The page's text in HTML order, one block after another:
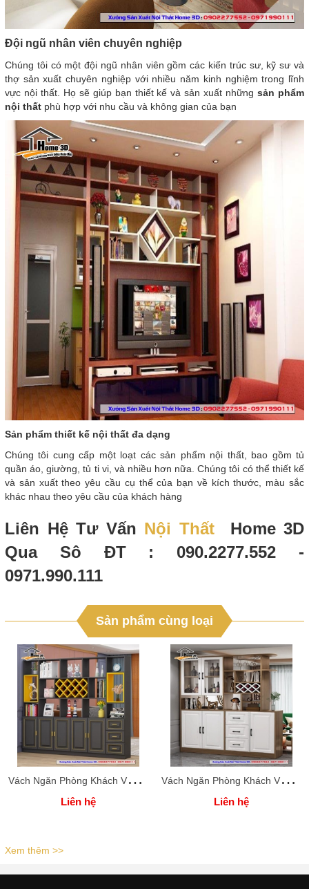
Đội ngũ nhân viên chuyên nghiệp
Chúng tôi có một đội ngũ nhân viên gồm các kiến trúc sư, kỹ sư và
thợ sản xuất chuyên nghiệp với nhiều năm kinh nghiệm trong lĩnh
vực nội thất. Họ sẽ giúp bạn thiết kế và sản xuất nhữngsản phẩm
nội thất phù hợp với nhu cầu và không gian của bạn
Sản phẩm thiết kế nội thất đa dạng
Chúng tôi cung cấp một loạt các sản phẩm nội thất, bao gồm tủ
quần áo, giường, tủ ti vi, và nhiều hơn nữa. Chúng tôi có thể thiết kế
và sản xuất theo yêu cầu cụ thể của bạn về kích thước, màu sắc
khác nhau theo yêu cầu của khách hàng
Liên Hệ Tư Vấn Nội ThấtHome 3D
Qua Sô ĐT : 090.2277.552 -
0971.990.111
Sản phẩm cùng loại
V
ách Ngăn Phòng Khách Và Bếp ( Xưởng Nội Thất Home 3D )
Liên hệ
V
ách Ngăn Phòng Khách Và Bếp ( Xưởng Nội Thất Home 3D )
Liên hệ
Xem thêm >>